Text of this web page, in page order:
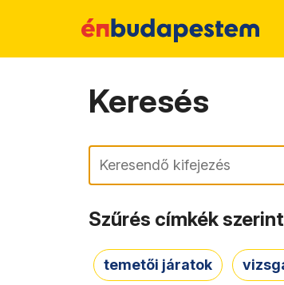
Keresés
Keresés
Szűrés címkék szerint
temetői járatok